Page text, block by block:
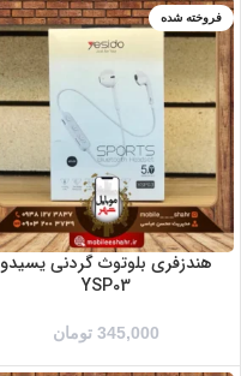
فروخته شده
هندزفری بلوتوث گردنی یسیدو
YSP03
345,000 تومان